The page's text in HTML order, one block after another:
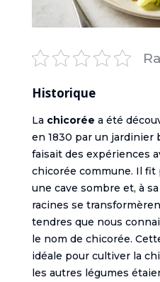
Historique
La chicorée a été
en 1830 par un jardinier
faisait des expériences
chicorée commune. Il fit
une cave sombre et, à
racines se
tendres que nous
le nom de chicorée.
idéale pour cultiver la
les autres légumes